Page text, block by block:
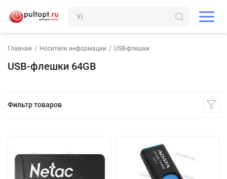
Главная / Носители информации / USB-флешки
USB-флешки 64GB
Фильтр товаров